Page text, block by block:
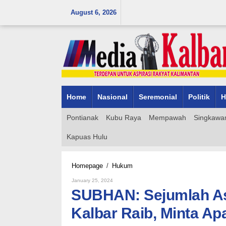
August 6, 2026
Home Nasional Seremonial Politik
Pontianak Kubu Raya Mempawah
Kapuas Hulu
Homepage / Hukum
Eks
UPJJ
Dinas
PUPR
January 25, 2024
SUBHAN: Sejumlah
Kalbar Raib, Minta